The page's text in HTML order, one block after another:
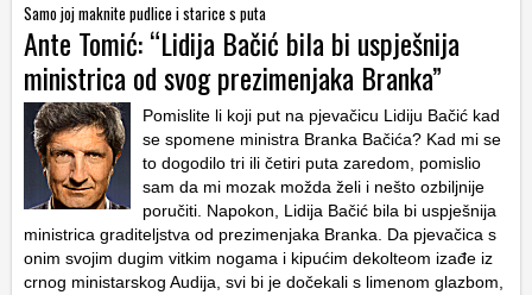
Samo joj maknite pudlice i starice s puta
Ante Tomić: “Lidija Bačić bila bi uspješnija
ministrica od svog prezimenjaka Branka”
Pomislite li koji put na pjevačicu Lidiju Bačić kad
se spomene ministra Branka Bačića? Kad mi se
to dogodilo tri ili četiri puta zaredom, pomislio
sam da mi mozak možda želi i nešto ozbiljnije
poručiti. Napokon, Lidija Bačić bila bi uspješnija
ministrica graditeljstva od prezimenjaka Branka. Da pjevačica s
onim svojim dugim vitkim nogama i kipućim dekolteom izađe iz
crnog ministarskog Audija, svi bi je dočekali s limenom glazbom,